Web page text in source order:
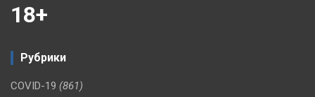
18+
Рубрики
COVID-19 (861)